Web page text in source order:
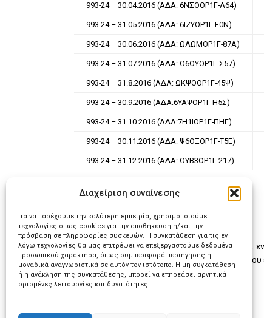
Διαχείριση συναίνεσης
Για να παρέχουμε την καλύτερη εμπειρία, χρησιμοποιούμε
τεχνολογίες όπως cookies για την αποθήκευση ή/και την
πρόσβαση σε πληροφορίες συσκευών. Η συγκατάθεση για τις εν
λόγω τεχνολογίες θα μας επιτρέψει να επεξεργαστούμε δεδομένα
προσωπικού χαρακτήρα, όπως συμπεριφορά περιήγησης ή
μοναδικά αναγνωριστικά σε αυτόν τον ιστότοπο. Η μη συγκατάθεση
ή η ανάκληση της συγκατάθεσης, μπορεί να επηρεάσει αρνητικά
ορισμένες λειτουργίες και δυνατότητες.
993-24 – 30.04.2016 (ΑΔΑ: 6ΝΣΘΟΡ1Γ-Λ64)
993-24 – 31.05.2016 (ΑΔΑ: 6ΙΖΥΟΡ1Γ-Ε0Ν)
993-24 – 30.06.2016 (ΑΔΑ: ΩΛΩΜΟΡ1Γ-87Α)
993-24 – 31.07.2016 (ΑΔΑ: Ω6ΩΥΟΡ1Γ-Σ57)
993-24 – 31.8.2016 (ΑΔΑ: ΩΚΨΟΟΡ1Γ-45Ψ)
993-24 – 30.9.2016 (ΑΔΑ:6ΥΑΨΟΡ1Γ-Η5Σ)
993-24 – 31.10.2016 (ΑΔΑ:7Η1ΙΟΡ1Γ-ΠΗΓ)
993-24 – 30.11.2016 (ΑΔΑ: Ψ6ΟΞΟΡ1Γ-Τ5Ε)
993-24 – 31.12.2016 (ΑΔΑ: ΩΥΒ3ΟΡ1Γ-217)
Αναλυτικά εμφανίζονται τα προϋπολογισθέντα,
συνολικά (πίνακας 1) καθώς & ανάλυση αυτών που